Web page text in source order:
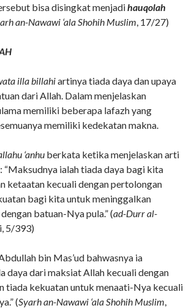
bisa disingkat menjadihauqolah
an-Nawawi ‘ala Shohih Muslim, 17/27)
illa billahiartinya tiada daya dan upaya
dari Allah. Dalam menjelaskan
memiliki beberapa lafazh yang
memiliki kedekatan makna.
‘anhu berkata ketika menjelaskan arti
“Maksudnya ialah tiada daya bagi kita
ketaatan kecuali dengan pertolongan
bagi kita untuk meninggalkan
batuan-Nya pula.” (ad-Durr al-
5/393)
bin Mas’ud bahwasnya ia
daya dari maksiat Allah kecuali dengan
tiada kekuatan untuk menaati-Nya kecuali
(Syarhan-Nawawi ‘ala Shohih Muslim,